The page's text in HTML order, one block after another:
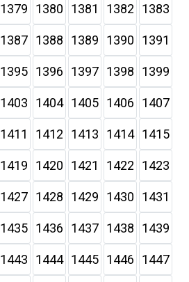
1379 1380 1381 1382 1383
1387 1388 1389 1390 1391
1395 1396 1397 1398 1399
1403 1404 1405 1406 1407
1411 1412 1413 1414 1415
1419 1420 1421 1422 1423
1427 1428 1429 1430 1431
1435 1436 1437 1438 1439
1443 1444 1445 1446 1447